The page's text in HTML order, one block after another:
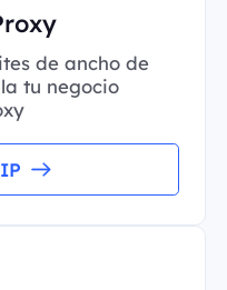
de ancho de
tu negocio